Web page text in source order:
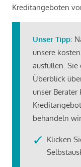
Kreditangeboten
Unser Tipp:
unsere
ausfüllen. Sie
Überblick
unser
behandeln
Klicken